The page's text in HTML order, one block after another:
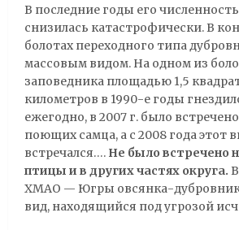
В последние годы его
снизилась катастрофически. В
болотах переходного типа
массовым видом. На одном из
заповедника площадью 1,5
километров в 1990-е годы
ежегодно, в 2007 г. было
поющих самца, а с 2008 года этот
встречался…. Не было встречено
птицы и в других частях округа.
ХМАО — Югры овсянка-дубровник
вид, находящийся под угрозой